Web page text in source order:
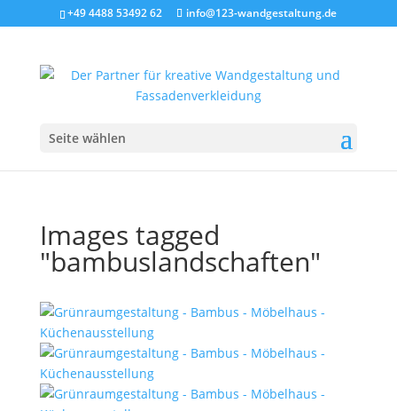
+49 4488 53492 62 info@123-wandgestaltung.de
Seite wählen
Images tagged
"bambuslandschaften"